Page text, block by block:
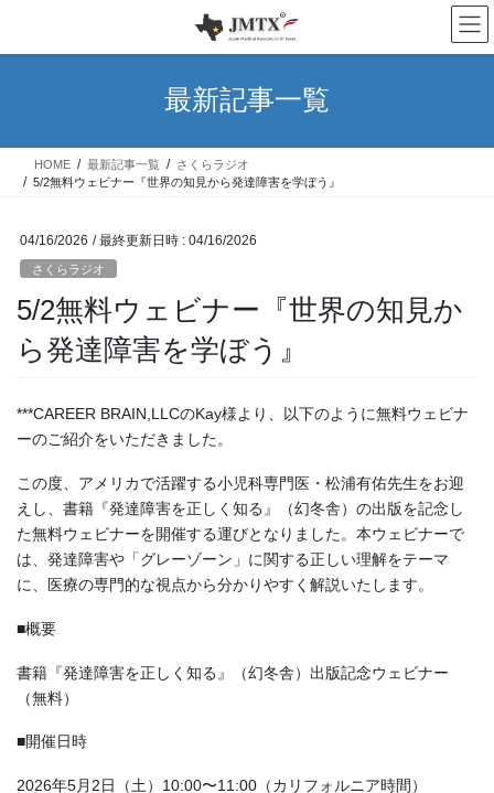
テ
ス
ゲ
ン
最新記事一覧
HOME 最新記事一覧
さくらラジオ
5/2無料ウェビナー『世界の知見から発達障害を学ぼう』
04/16/2026 / 最終更新日時 : 04/16/2026
さくらラジオ
5/2無料ウェビナー『世界の知見か
ら発達障害を学ぼう』
***CAREER BRAIN,LLCのKay様より、以下のように無料ウェビナ
ーのご紹介をいただきました。
この度、アメリカで活躍する小児科専門医・松浦有佑先生をお迎
えし、書籍『発達障害を正しく知る』（幻冬舎）の出版を記念し
た無料ウェビナーを開催する運びとなりました。本ウェビナーで
は、発達障害や「グレーゾーン」に関する正しい理解をテーマ
に、医療の専門的な視点から分かりやすく解説いたします。
■概要
書籍『発達障害を正しく知る』（幻冬舎）出版記念ウェビナー
（無料）
■開催日時
2026年5月2日（土）10:00〜11:00（カリフォルニア時間）